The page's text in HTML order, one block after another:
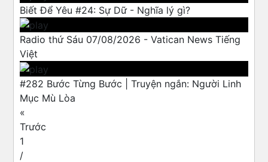
Biết Để Yêu #24: Sự Dữ - Nghĩa lý gì?
Radio thứ Sáu 07/08/2026 - Vatican News Tiếng
Việt
#282 Bước Từng Bước | Truyện ngắn: Người Linh
Mục Mù Lòa
«
Trước
1
/